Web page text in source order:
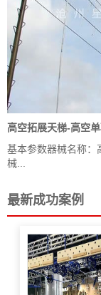
高空拓展天梯-高空
基本参数器械名称：
械...
最新成功案例